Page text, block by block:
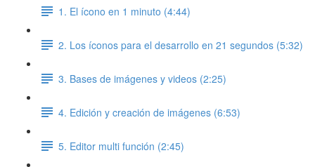
1. El ícono en 1 minuto (4:44)
2. Los íconos para el desarrollo en 21 segundos (5:32)
3. Bases de imágenes y videos (2:25)
4. Edición y creación de imágenes (6:53)
5. Editor multi función (2:45)